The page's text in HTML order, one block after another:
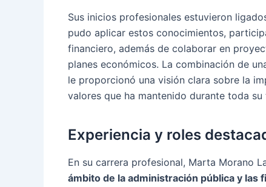
Sus inicios profesionales estuvieron
pudo aplicar estos conocimientos,
financiero, además de colaborar en
planes económicos. La combinación de
le proporcionó una visión clara sobre la
valores que ha mantenido durante toda
Experiencia y roles
En su carrera profesional, Marta Morano
ámbito de la administración pública y las